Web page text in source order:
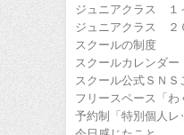
ジュニアクラス １
ジュニアクラス ２
スクールの制度
スクールカレンダー
スクール公式ＳＮＳ
フリースペース「わ
予約制「特別個人レ